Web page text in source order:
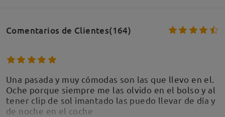
Comentarios de Clientes(164)
Una pasada y muy cómodas son las que llevo en el.
Oche porque siempre me las olvido en el bolso y al
tener clip de sol imantado las puedo llevar de día y
de noche en el coche